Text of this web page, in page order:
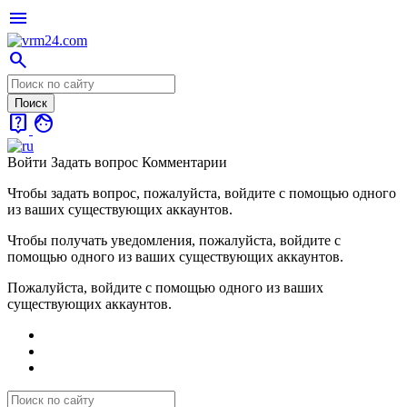
menu
search
live_help face
Войти Задать вопрос Комментарии
Чтобы задать вопрос, пожалуйста, войдите с помощью одного
из ваших существующих аккаунтов.
Чтобы получать уведомления, пожалуйста, войдите с
помощью одного из ваших существующих аккаунтов.
Пожалуйста, войдите с помощью одного из ваших
существующих аккаунтов.